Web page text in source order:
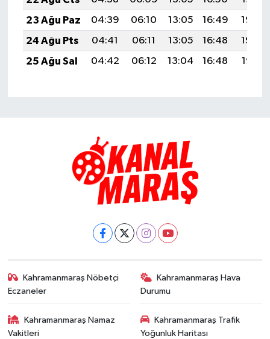
23 Ağu Paz
04:39 06:10 13:05 16:49
19:50
24 Ağu Pts
04:41 06:11 13:05 16:48
19:49
25 Ağu Sal
04:42 06:12 13:04 16:48 19:47
Kahramanmaraş Nöbetçi
Eczaneler
Kahramanmaraş Hava
Durumu
Kahramanmaraş Namaz
Vakitleri
Kahramanmaraş Trafik
Yoğunluk Haritası